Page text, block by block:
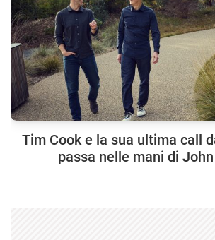
Tim Cook e la sua ultima call
passa nelle mani di